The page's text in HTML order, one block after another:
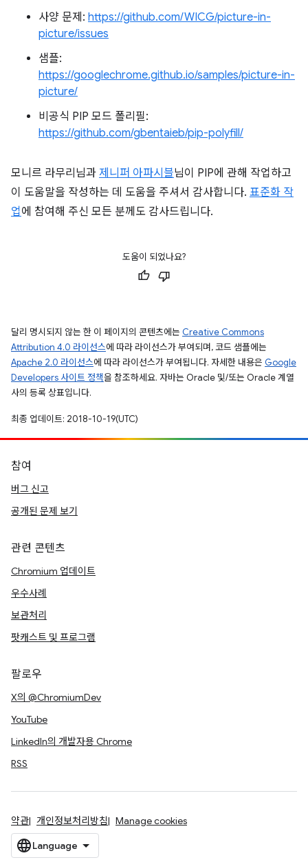
사양 문제: https://github.com/WICG/picture-in-
picture/issues
샘플:
https://googlechrome.github.io/samples/picture-in-
picture/
비공식 PIP 모드 폴리필:
https://github.com/gbentaieb/pip-polyfill/
모니르 라무리님과 제니퍼 아파시블님이 PIP에 관해 작업하고
이 도움말을 작성하는 데 도움을 주셔서 감사합니다. 표준화 작
업에 참여해 주신 모든 분께도 감사드립니다.
도움이 되었나요?
달리 명시되지 않는 한 이 페이지의 콘텐츠에는 Creative Commons
Attribution 4.0 라이선스에 따라 라이선스가 부여되며, 코드 샘플에는
Apache 2.0 라이선스에 따라 라이선스가 부여됩니다. 자세한 내용은 Google
Developers 사이트 정책을 참조하세요. 자바는 Oracle 및/또는 Oracle 계열
사의 등록 상표입니다.
최종 업데이트: 2018-10-19(UTC)
참여
버그 신고
공개된 문제 보기
관련 콘텐츠
Chromium 업데이트
우수사례
보관처리
팟캐스트 및 프로그램
팔로우
X의 @ChromiumDev
YouTube
LinkedIn의 개발자용 Chrome
RSS
약관 개인정보처리방침 Manage cookies